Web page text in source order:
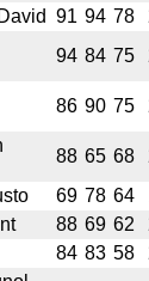
91 94 78
94 84 75
86 90 75
88 65 68
69 78 64
88 69 62
84 83 58